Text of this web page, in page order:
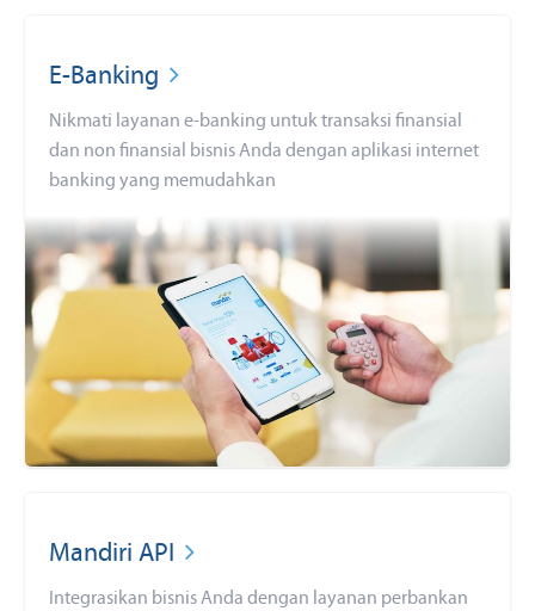
E-Banking
Nikmati layanan e-banking untuk transaksi finansial
dan non finansial bisnis Anda dengan aplikasi internet
banking yang memudahkan
Mandiri API
Integrasikan bisnis Anda dengan layanan perbankan